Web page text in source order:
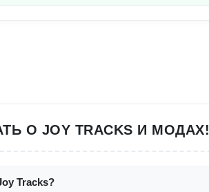
О JOY TRACKS И МОДАХ!
Tracks?